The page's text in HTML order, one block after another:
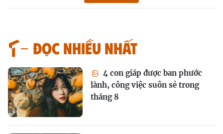
Đọc nhiều nhất
4 con giáp được ban phước
lành, công việc suôn sẻ trong
tháng 8